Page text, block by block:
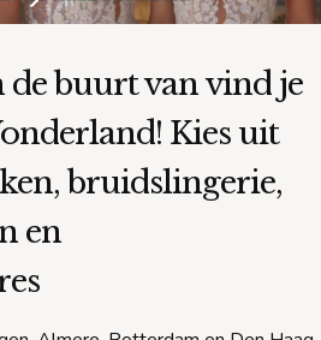
de buurt vanvind je
Kies uit
bruidslingerie,
en